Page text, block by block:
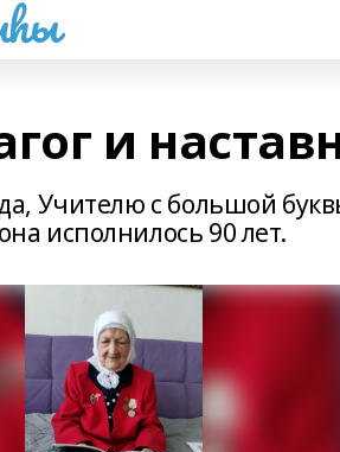
и
Учителю с большой
исполнилось 90 лет.